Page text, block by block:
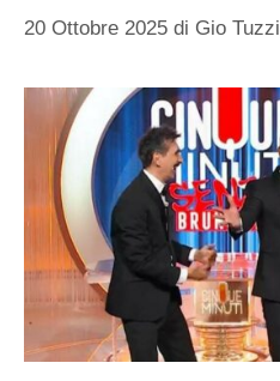
20 Ottobre 2025 di Gio Tuzzi